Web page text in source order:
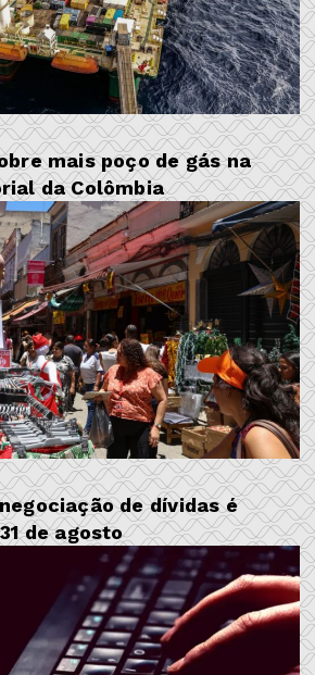
mais poço de gás na
da Colômbia
de dívidas é
de agosto